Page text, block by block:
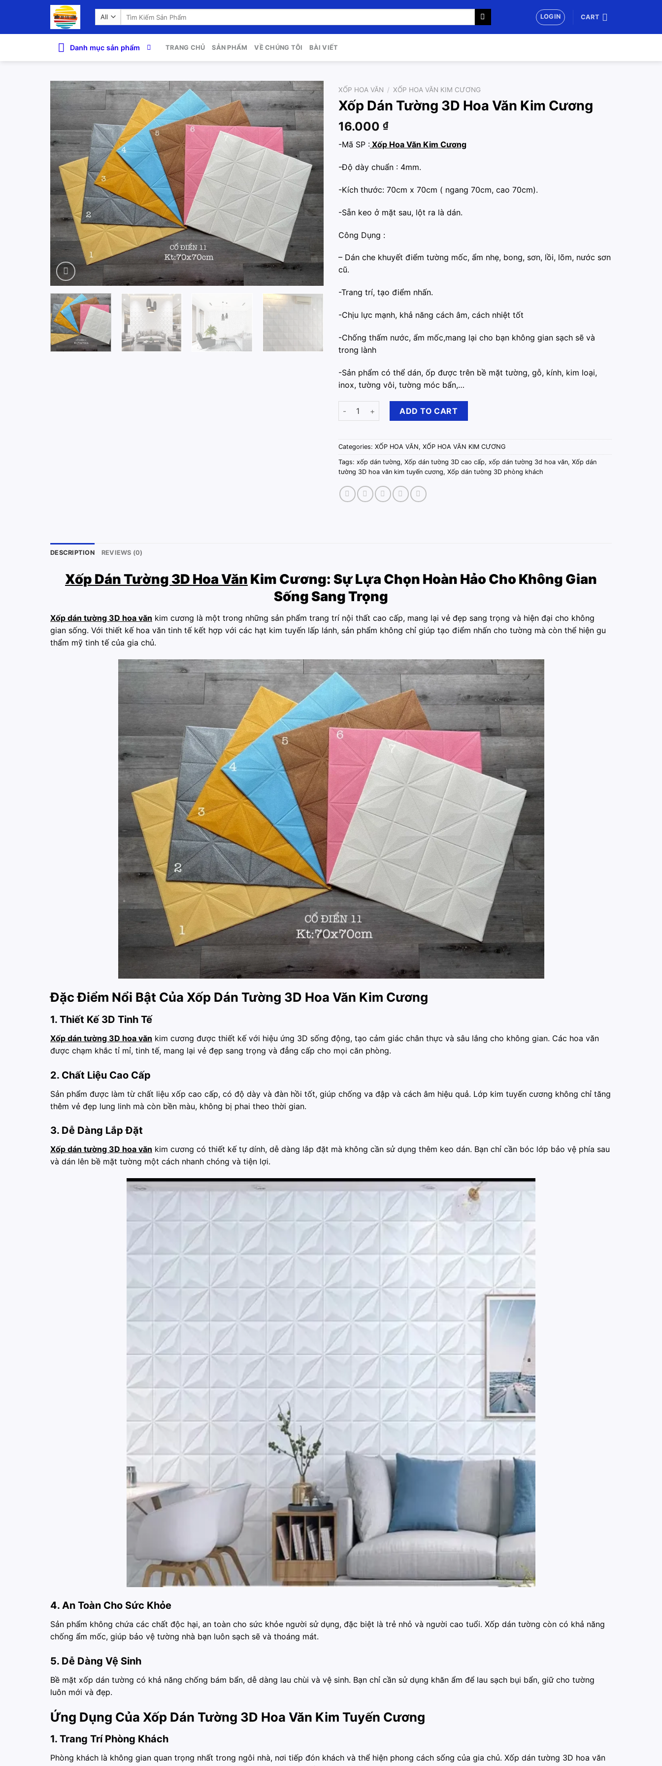
Search
LOGIN CART
Danh mục sản phẩm TRANG CHỦ SẢN PHẨM VỀ CHÚNG TÔI BÀI VIẾT
Add to
wishlist
XỐP HOA VĂN / XỐP HOA VĂN KIM CƯƠNG
Xốp Dán Tường 3D Hoa Văn Kim Cương
16.000 ₫
-Mã SP : Xốp Hoa Văn Kim Cương
-Độ dày chuẩn : 4mm.
-Kích thước: 70cm x 70cm ( ngang 70cm, cao 70cm).
-Sẵn keo ở mặt sau, lột ra là dán.
Công Dụng :
– ️Dán che khuyết điểm tường mốc, ẩm nhẹ, bong, sơn, lồi, lõm, nước sơn
cũ.
-️Trang trí, tạo điểm nhấn.
️-Chịu lực mạnh, khả năng cách âm, cách nhiệt tốt
️-Chống thấm nước, ẩm mốc,mang lại cho bạn không gian sạch sẽ và
trong lành
-️Sản phẩm có thể dán, ốp được trên bề mặt tường, gỗ, kính, kim loại,
inox, tường vôi, tường móc bẩn,…
Xốp Dán Tường 3D Hoa Văn Kim Cương quantity
ADD TO CART
Categories: XỐP HOA VĂN, XỐP HOA VĂN KIM CƯƠNG
Tags: xốp dán tường, Xốp dán tường 3D cao cấp, xốp dán tường 3d hoa văn, Xốp dán
tường 3D hoa văn kim tuyến cương, Xốp dán tường 3D phòng khách
DESCRIPTION REVIEWS (0)
Xốp Dán Tường 3D Hoa Văn Kim Cương: Sự Lựa Chọn Hoàn Hảo Cho Không Gian
Sống Sang Trọng
Xốp dán tường 3D hoa văn kim cương là một trong những sản phẩm trang trí nội thất cao cấp, mang lại vẻ đẹp sang trọng và hiện đại cho không
gian sống. Với thiết kế hoa văn tinh tế kết hợp với các hạt kim tuyến lấp lánh, sản phẩm không chỉ giúp tạo điểm nhấn cho tường mà còn thể hiện gu
thẩm mỹ tinh tế của gia chủ.
Đặc Điểm Nổi Bật Của Xốp Dán Tường 3D Hoa Văn Kim Cương
1. Thiết Kế 3D Tinh Tế
Xốp dán tường 3D hoa văn kim cương được thiết kế với hiệu ứng 3D sống động, tạo cảm giác chân thực và sâu lắng cho không gian. Các hoa văn
được chạm khắc tỉ mỉ, tinh tế, mang lại vẻ đẹp sang trọng và đẳng cấp cho mọi căn phòng.
2. Chất Liệu Cao Cấp
Sản phẩm được làm từ chất liệu xốp cao cấp, có độ dày và đàn hồi tốt, giúp chống va đập và cách âm hiệu quả. Lớp kim tuyến cương không chỉ tăng
thêm vẻ đẹp lung linh mà còn bền màu, không bị phai theo thời gian.
3. Dễ Dàng Lắp Đặt
Xốp dán tường 3D hoa văn kim cương có thiết kế tự dính, dễ dàng lắp đặt mà không cần sử dụng thêm keo dán. Bạn chỉ cần bóc lớp bảo vệ phía sau
và dán lên bề mặt tường một cách nhanh chóng và tiện lợi.
4. An Toàn Cho Sức Khỏe
Sản phẩm không chứa các chất độc hại, an toàn cho sức khỏe người sử dụng, đặc biệt là trẻ nhỏ và người cao tuổi. Xốp dán tường còn có khả năng
chống ẩm mốc, giúp bảo vệ tường nhà bạn luôn sạch sẽ và thoáng mát.
5. Dễ Dàng Vệ Sinh
Bề mặt xốp dán tường có khả năng chống bám bẩn, dễ dàng lau chùi và vệ sinh. Bạn chỉ cần sử dụng khăn ẩm để lau sạch bụi bẩn, giữ cho tường
luôn mới và đẹp.
Ứng Dụng Của Xốp Dán Tường 3D Hoa Văn Kim Tuyến Cương
1. Trang Trí Phòng Khách
Phòng khách là không gian quan trọng nhất trong ngôi nhà, nơi tiếp đón khách và thể hiện phong cách sống của gia chủ. Xốp dán tường 3D hoa văn